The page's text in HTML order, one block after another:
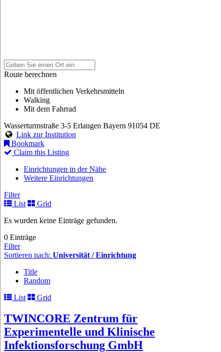
Route berechnen
Mit öffentlichen Verkehrsmitteln
Walking
Mit dem Fahrrad
Wasserturmstraße 3-5 Erlangen Bayern 91054 DE
Link zur Institution
Bookmark
Claim this Listing
Einrichtungen in der Nähe
Weitere Einrichtungen
Filter
List
Grid
Es wurden keine Einträge gefunden.
0 Einträge
Filter
Sortieren nach: Universität / Einrichtung
Title
Random
List
Grid
TWINCORE Zentrum für
Experimentelle und Klinische
Infektionsforschung GmbH